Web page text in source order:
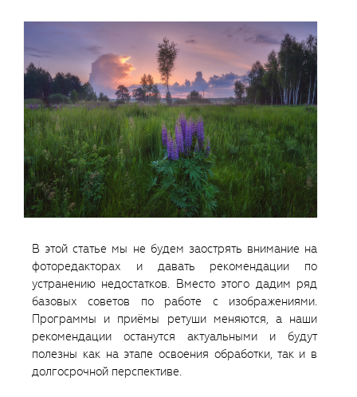
В этой статье мы не будем заострять внимание на
фоторедакторах и давать рекомендации по
устранению недостатков. Вместо этого дадим ряд
базовых советов по работе с изображениями.
Программы и приёмы ретуши меняются, а наши
рекомендации останутся актуальными и будут
полезны как на этапе освоения обработки, так и в
долгосрочной перспективе.